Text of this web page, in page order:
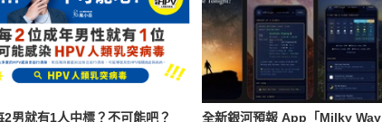
2男就有1人中標？不可能吧？ 全新銀河預報 App「Milky Way